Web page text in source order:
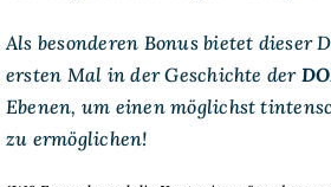
Als besonderen Bonus bietet dieser
ersten Mal in der Geschichte der
Ebenen, um einen möglichst
zu ermöglichen!